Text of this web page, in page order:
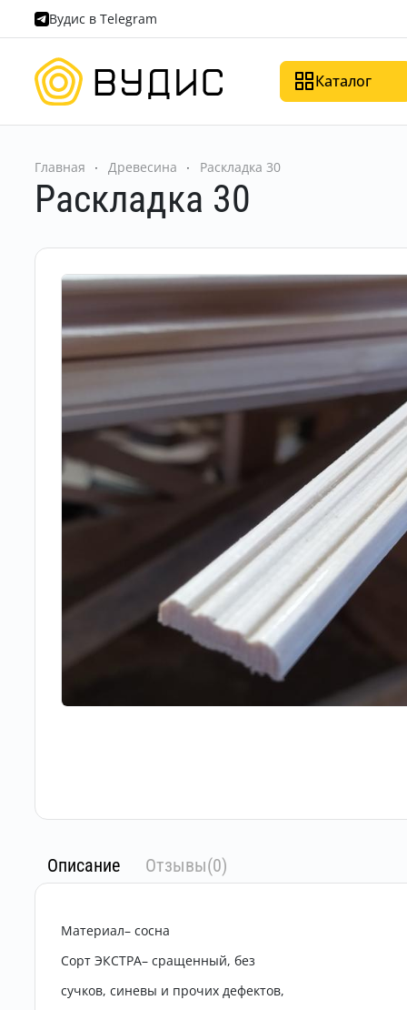
Вудис в Telegram
Каталог
Главная Древесина Раскладка 30
Раскладка 30
Описание Отзывы(0)
Материал– сосна
Сорт ЭКСТРА– сращенный, без
сучков, синевы и прочих дефектов,